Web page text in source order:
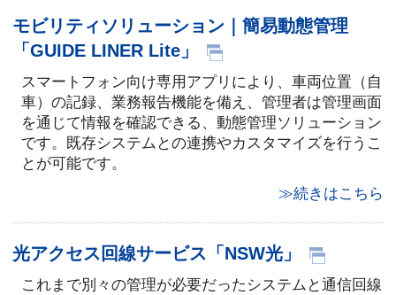
モビリティソリューション｜簡易動態管理
「GUIDE LINER Lite」
スマートフォン向け専用アプリにより、車両位置（自
車）の記録、業務報告機能を備え、管理者は管理画面
を通じて情報を確認できる、動態管理ソリューション
です。既存システムとの連携やカスタマイズを行うこ
とが可能です。
≫続きはこちら
光アクセス回線サービス「NSW光」
これまで別々の管理が必要だったシステムと通信回線